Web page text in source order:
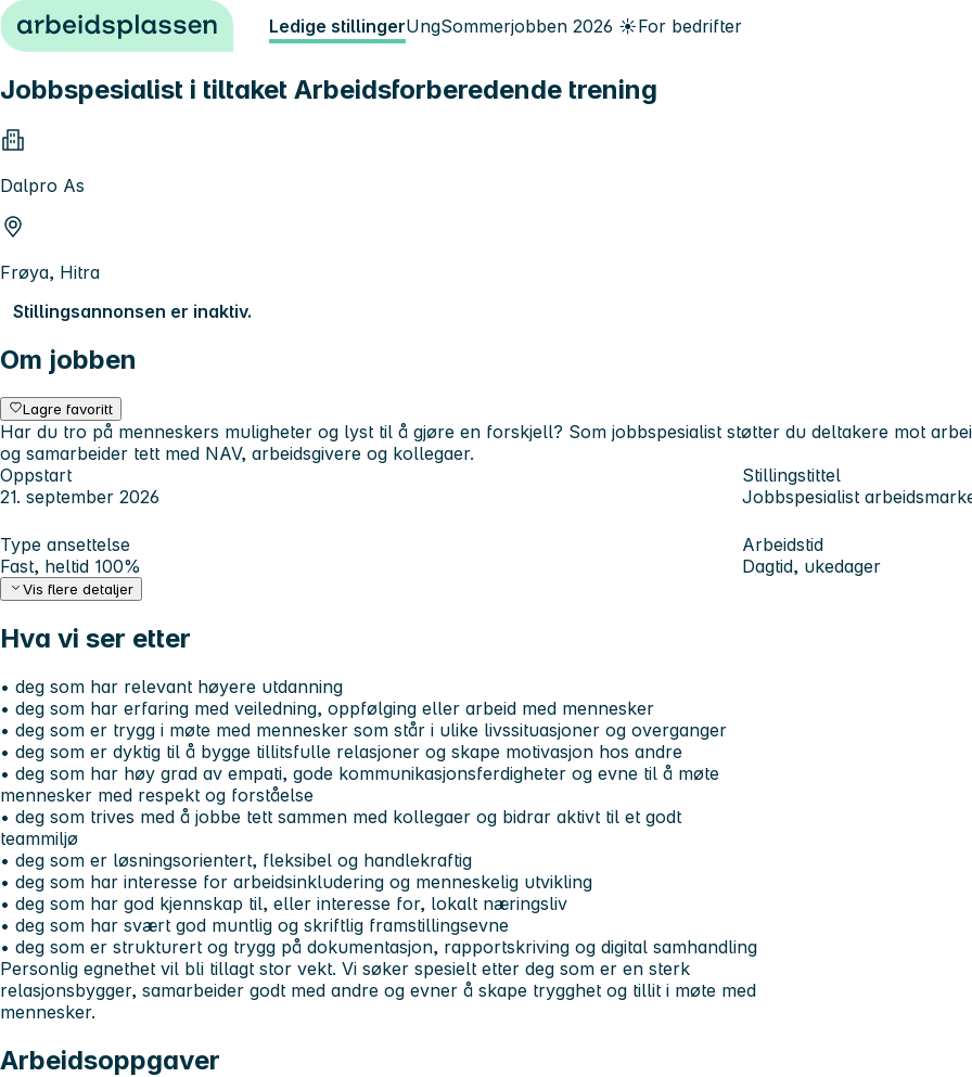
Hopp til innhold Ledige stillingerUngSommerjobben 2026 ☀️For bedrifter
Jobbspesialist i tiltaket Arbeidsforberedende trening
Dalpro As
Frøya, Hitra
Stillingsannonsen er inaktiv.
Om jobben
Lagre favoritt
Har du tro på menneskers muligheter og lyst til å gjøre en forskjell? Som jobbspesialist støtter du deltakere mot
og samarbeider tett med NAV, arbeidsgivere og kollegaer.
Oppstart
21. september 2026
Stillingstittel
Jobbspesialist
Type ansettelse
Fast, heltid 100%
Arbeidstid
Dagtid, ukedager
Vis flere detaljer
Hva vi ser etter
• deg som har relevant høyere utdanning
• deg som har erfaring med veiledning, oppfølging eller arbeid med mennesker
• deg som er trygg i møte med mennesker som står i ulike livssituasjoner og overganger
• deg som er dyktig til å bygge tillitsfulle relasjoner og skape motivasjon hos andre
• deg som har høy grad av empati, gode kommunikasjonsferdigheter og evne til å møte
mennesker med respekt og forståelse
• deg som trives med å jobbe tett sammen med kollegaer og bidrar aktivt til et godt
teammiljø
• deg som er løsningsorientert, fleksibel og handlekraftig
• deg som har interesse for arbeidsinkludering og menneskelig utvikling
• deg som har god kjennskap til, eller interesse for, lokalt næringsliv
• deg som har svært god muntlig og skriftlig framstillingsevne
• deg som er strukturert og trygg på dokumentasjon, rapportskriving og digital samhandling
Personlig egnethet vil bli tillagt stor vekt. Vi søker spesielt etter deg som er en sterk
relasjonsbygger, samarbeider godt med andre og evner å skape trygghet og tillit i møte med
mennesker.
Arbeidsoppgaver